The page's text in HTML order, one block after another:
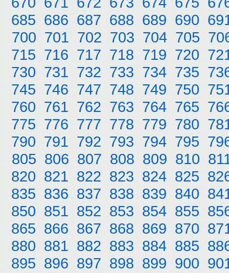
685 686 687 688 689 690
700 701 702 703 704 705
715 716 717 718 719 720
730 731 732 733 734 735
745 746 747 748 749 750
760 761 762 763 764 765
775 776 777 778 779 780
790 791 792 793 794 795
805 806 807 808 809 810
820 821 822 823 824 825
835 836 837 838 839 840
850 851 852 853 854 855
865 866 867 868 869 870
880 881 882 883 884 885
895 896 897 898 899 900